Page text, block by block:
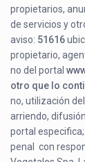
propietarios,
de servicios y
aviso: 51616
propietario,
no del portal
otro que lo
no, utilización
arriendo,
portal
penal con